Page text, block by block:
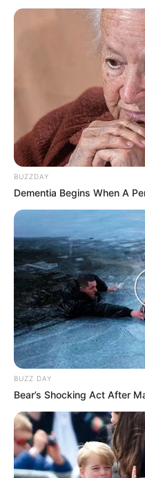
BUZZDAY
Dementia Begins When A
BUZZ DAY
Bear’s Shocking Act After